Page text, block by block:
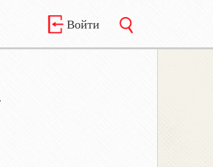
Войти